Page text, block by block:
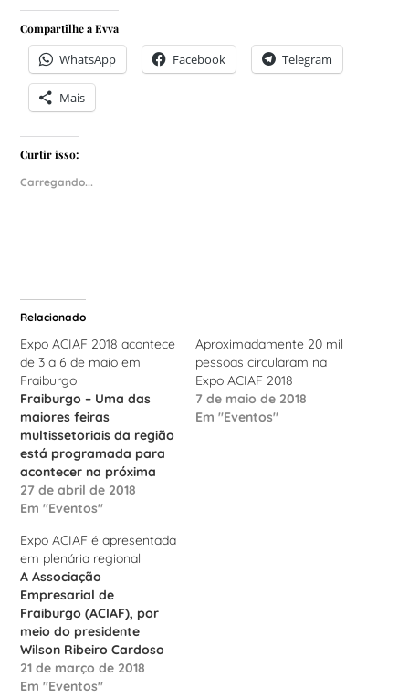
Compartilhe a Evva
WhatsApp Facebook Telegram
Mais
Curtir isso:
Carregando...
Relacionado
Expo ACIAF 2018 acontece
de 3 a 6 de maio em
Fraiburgo
Fraiburgo – Uma das
maiores feiras
multissetoriais da região
está programada para
acontecer na próxima
semana, de 3 a 6 de
maio, no Centro de
evento, que já está na
quarta edição, contará
com mais de 70
empresas expositoras e
mais de 35 oficinas de
capacitação…
27 de abril de 2018
Em "Eventos"
Aproximadamente 20 mil
pessoas circularam na
Expo ACIAF 2018
7 de maio de 2018
Em "Eventos"
Expo ACIAF é apresentada
em plenária regional
A Associação
Empresarial de
Fraiburgo (ACIAF), por
meio do presidente
Wilson Ribeiro Cardoso
Junior, da diretora
executiva, Fernanda
21 de março de 2018
Em "Eventos"